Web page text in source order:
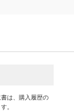
は、購入履歴の
。